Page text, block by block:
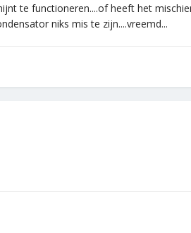
te functioneren....of heeft het
niks mis te zijn....vreemd...